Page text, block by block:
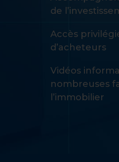
de
Accès
d’acheteurs
Vidéos
nombreuses
l’immobilier